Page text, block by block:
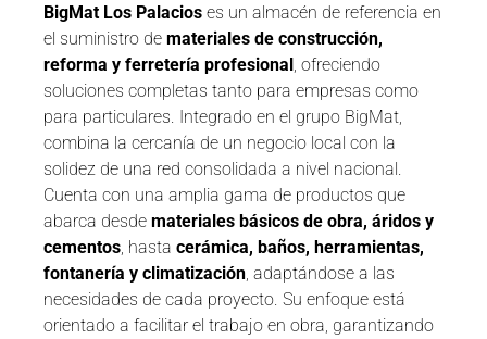
BigMat Los Palacios es un almacén de referencia en
el suministro de materiales de construcción,
reforma y ferretería profesional , ofreciendo
soluciones completas tanto para empresas como
para particulares. Integrado en el grupo BigMat,
combina la cercanía de un negocio local con la
solidez de una red consolidada a nivel nacional.
Cuenta con una amplia gama de productos que
abarca desde materiales básicos de obra, áridos y
cementos , hasta cerámica, baños, herramientas,
fontanería y climatización , adaptándose a las
necesidades de cada proyecto. Su enfoque está
orientado a facilitar el trabajo en obra, garantizando